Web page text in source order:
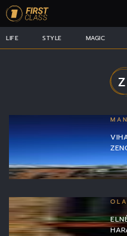
LIFE STYLE MAGIC